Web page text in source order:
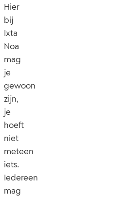
Hier
bij
Ixta
Noa
mag
je
gewoon
zijn,
je
hoeft
niet
meteen
iets.
Iedereen
mag